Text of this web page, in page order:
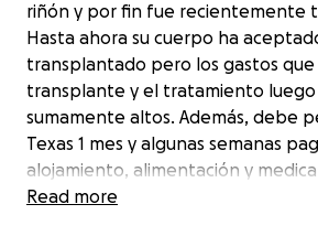
riñón y por fin fue recientemente
Hasta ahora su cuerpo ha
transplantado pero los gastos
transplante y el tratamiento luego
sumamente altos. Además, debe
Texas 1 mes y algunas semanas
alojamiento, alimentación y
medicamentos de primera instancia
Read more